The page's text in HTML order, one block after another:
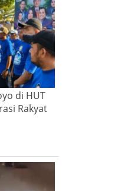
di HUT
Rakyat